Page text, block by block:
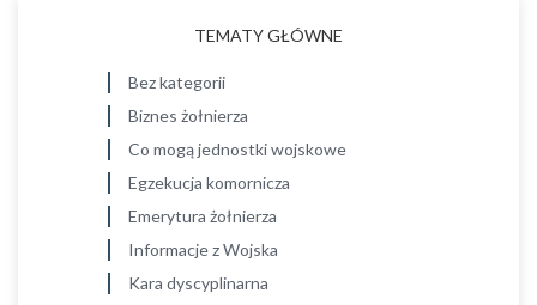
TEMATY GŁÓWNE
Bez kategorii
Biznes żołnierza
Co mogą jednostki wojskowe
Egzekucja komornicza
Emerytura żołnierza
Informacje z Wojska
Kara dyscyplinarna